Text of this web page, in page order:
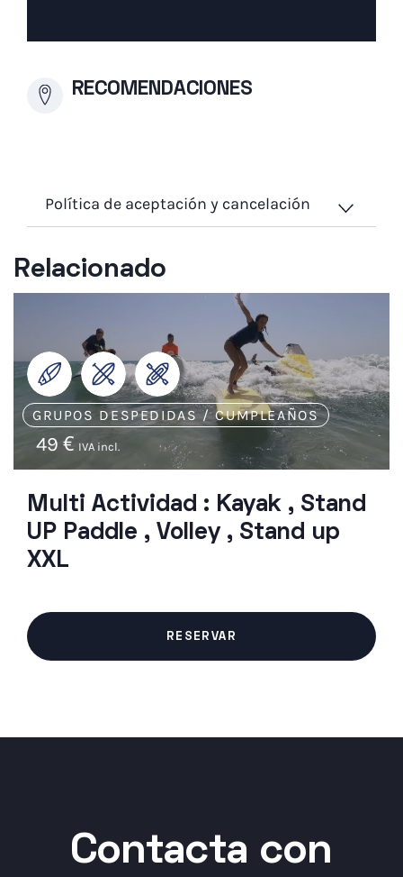
RECOMENDACIONES
Política de aceptación y cancelación
Relacionado
GRUPOS DESPEDIDAS / CUMPLEAÑOS
49 € IVA incl.
Multi Actividad : Kayak , Stand
UP Paddle , Volley , Stand up
XXL
RESERVAR
Contacta con